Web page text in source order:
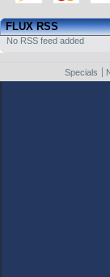
FLUX RSS
No RSS feed added
Specials